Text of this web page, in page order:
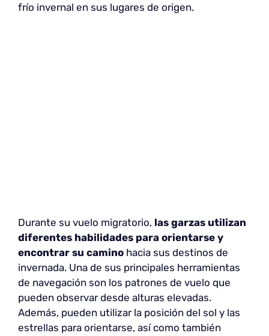
frío invernal en sus lugares de origen.
Durante su vuelo migratorio, las garzas utilizan
diferentes habilidades para orientarse y
encontrar su camino hacia sus destinos de
invernada. Una de sus principales herramientas
de navegación son los patrones de vuelo que
pueden observar desde alturas elevadas.
Además, pueden utilizar la posición del sol y las
estrellas para orientarse, así como también